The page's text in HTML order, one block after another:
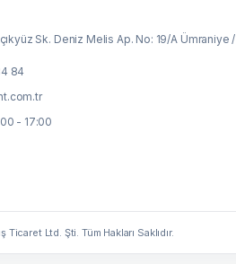
Sk. Deniz Melis Ap. No: 19/A Ümraniye /
84
- 17:00
Ltd. Şti. Tüm Hakları Saklıdır.